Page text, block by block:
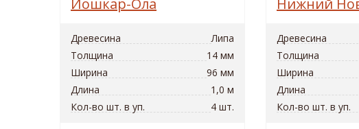
Йошкар-Ола
Древесина
Липа
Толщина
14 мм
Ширина
96 мм
Длина
1,0 м
Кол-во шт. в уп.
4 шт.
Нижний
Древесина
Толщина
Ширина
Длина
Кол-во шт. в уп.